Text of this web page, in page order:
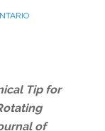
Tip for
of